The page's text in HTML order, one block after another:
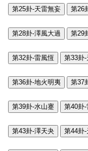
第25卦-天雷無妄 第26
第28卦-澤風大過 第29
第32卦-雷風恆 第33卦-
第36卦-地火明夷 第37
第39卦-水山蹇 第40卦
第43卦-澤天夬 第44卦